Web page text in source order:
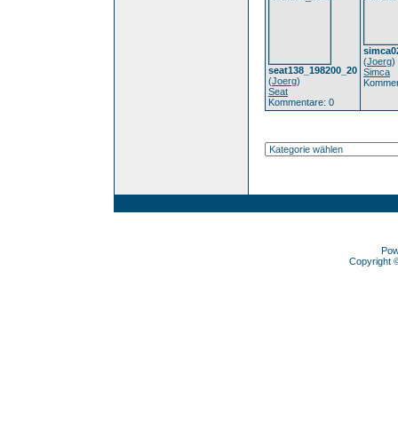
seat138_198200_20
(Joerg)
Seat
Kommentare: 0
(Joerg)
Simca
Copyright